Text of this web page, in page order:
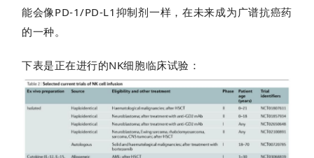
行
业
能会像PD-1/PD-L1抑制剂一样，在未来成为广谱抗癌药
的一种。
下表是正在进行的NK细胞临床试验：